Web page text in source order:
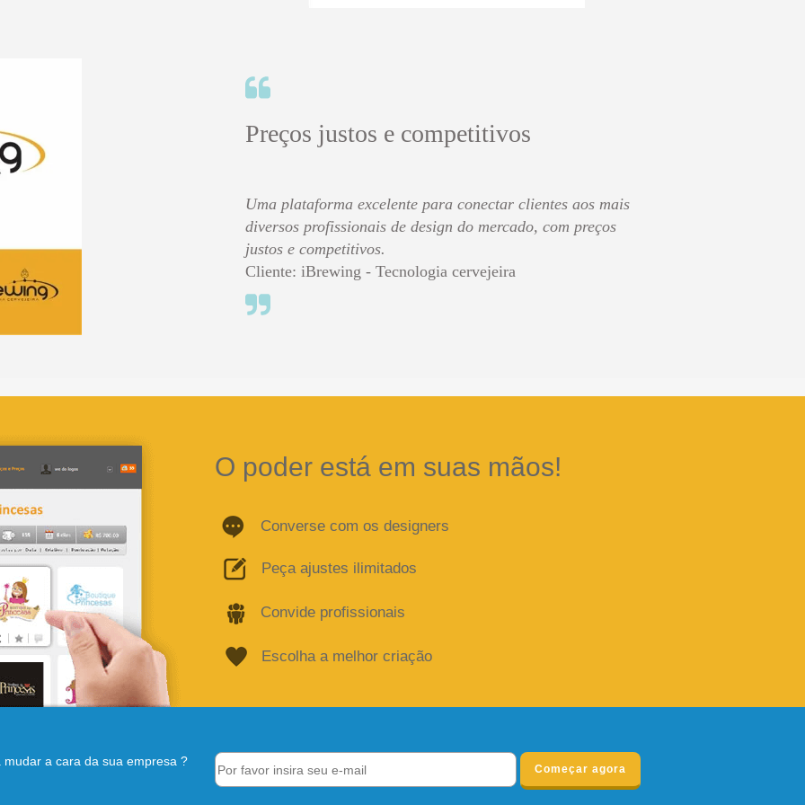
Preços justos e competitivos
Uma plataforma excelente para conectar clientes aos mais
diversos profissionais de design do mercado, com preços
justos e competitivos.
Cliente: iBrewing - Tecnologia cervejeira
O poder está em suas mãos!
Converse com os designers
Peça ajustes ilimitados
Convide profissionais
Escolha a melhor criação
mudar a cara da sua empresa ?
Começar agora